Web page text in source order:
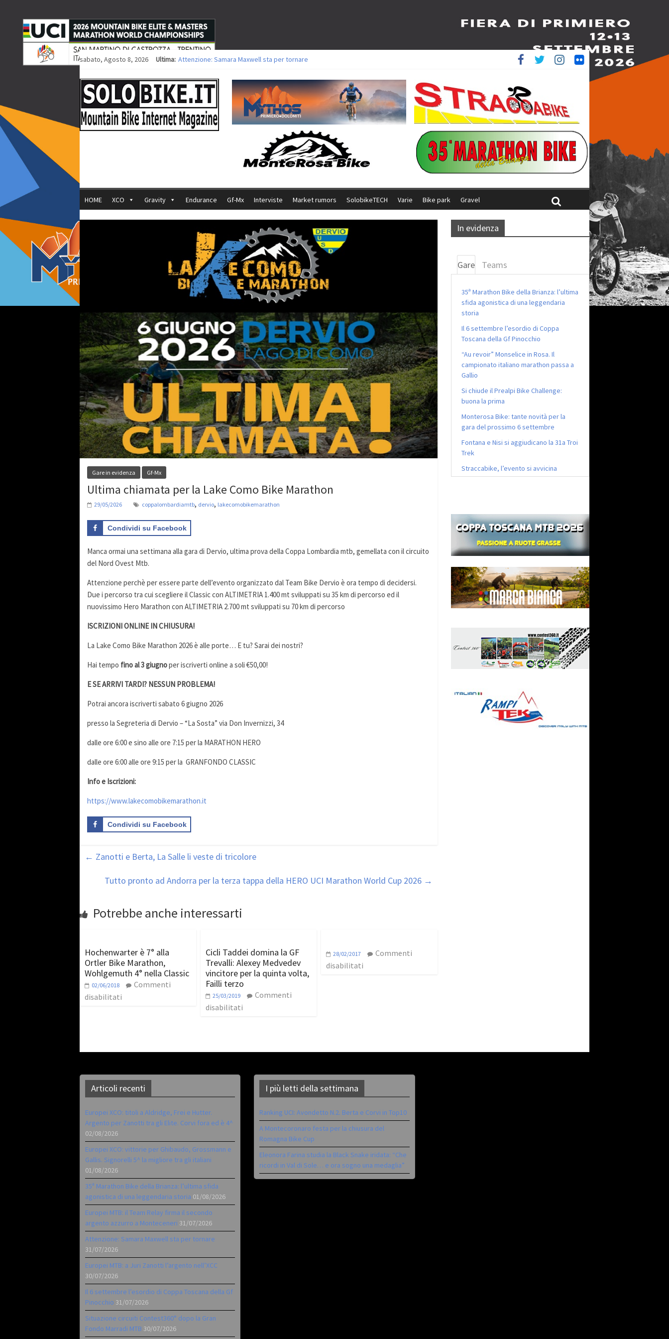
sabato, Agosto 8, 2026 Ultima: Attenzione: Samara Maxwell sta per tornare
Europei XCO: vittorie per Ghibaudo, Grossmann e Gallis. Signorelli 5^ la migliore tra gli italiani
35ª Marathon Bike della Brianza: l’ultima sfida agonistica di una leggendaria storia
Europei MTB: il Team Relay firma il secondo argento azzurro a Monteceneri
HOME XCO Gravity Endurance Gf-Mx Interviste Market rumors SolobikeTECH Varie Bike park Gravel
Gare in evidenza Gf-Mx
Ultima chiamata per la Lake Como Bike Marathon
29/05/2026 coppalombardiamtb, dervio, lakecomobikemarathon
Condividi su Facebook
Manca ormai una settimana alla gara di Dervio, ultima prova della Coppa Lombardia mtb, gemellata con il circuito
del Nord Ovest Mtb.
Attenzione perchè per essere parte dell’evento organizzato dal Team Bike Dervio è ora tempo di decidersi.
Due i percorso tra cui scegliere il Classic con ALTIMETRIA 1.400 mt sviluppati su 35 km di percorso ed il
nuovissimo Hero Marathon con ALTIMETRIA 2.700 mt sviluppati su 70 km di percorso
ISCRIZIONI ONLINE IN CHIUSURA!
La Lake Como Bike Marathon 2026 è alle porte… E tu? Sarai dei nostri?
Hai tempo fino al 3 giugnoper iscriverti online a soli €50,00!
E SE ARRIVI TARDI? NESSUN PROBLEMA!
Potrai ancora iscriverti sabato 6 giugno 2026
presso la Segreteria di Dervio – “La Sosta” via Don Invernizzi, 34
dalle ore 6:00 e sino alle ore 7:15 per la MARATHON HERO
dalle ore 6:00 alle ore 9:15 per la GRANFONDO CLASSIC
Info e Iscrizioni:
https://www.lakecomobikemarathon.it
Condividi su Facebook
← Zanotti e Berta, La Salle li veste di tricolore
Tutto pronto ad Andorra per la terza tappa della HERO UCI Marathon World Cup 2026 →
Potrebbe anche interessarti
Hochenwarter è 7° alla
Ortler Bike Marathon,
Wohlgemuth 4° nella Classic
02/06/2018
Commenti
disabilitati
Cicli Taddei domina la GF
Trevalli: Alexey Medvedev
vincitore per la quinta volta,
Failli terzo
25/03/2019
Commenti
disabilitati
28/02/2017
Commenti
disabilitati
In evidenza
Gare Teams
35ª Marathon Bike della Brianza: l’ultima
sfida agonistica di una leggendaria
storia
Il 6 settembre l’esordio di Coppa
Toscana della Gf Pinocchio
“Au revoir” Monselice in Rosa. Il
campionato italiano marathon passa a
Gallio
Si chiude il Prealpi Bike Challenge:
buona la prima
Monterosa Bike: tante novità per la
gara del prossimo 6 settembre
Fontana e Nisi si aggiudicano la 31a Troi
Trek
Straccabike, l’evento si avvicina
Articoli recenti
Europei XCO: titoli a Aldridge, Frei e Hutter.
Argento per Zanotti tra gli Elite. Corvi fora ed è 4^
02/08/2026
Europei XCO: vittorie per Ghibaudo, Grossmann e
Gallis. Signorelli 5^ la migliore tra gli italiani
01/08/2026
35ª Marathon Bike della Brianza: l’ultima sfida
agonistica di una leggendaria storia 01/08/2026
Europei MTB: il Team Relay firma il secondo
argento azzurro a Monteceneri 31/07/2026
Attenzione: Samara Maxwell sta per tornare
31/07/2026
Europei MTB: a Juri Zanotti l’argento nell’XCC
30/07/2026
Il 6 settembre l’esordio di Coppa Toscana della Gf
Pinocchio 31/07/2026
Situazione circuiti Contest360° dopo la Gran
Fondo Marradi MTB 30/07/2026
I più letti della settimana
Ranking UCI: Avondetto N.2. Berta e Corvi in Top10
A Montecoronaro festa per la chiusura del
Romagna Bike Cup
Eleonora Farina studia la Black Snake iridata: “Che
ricordi in Val di Sole… e ora sogno una medaglia”